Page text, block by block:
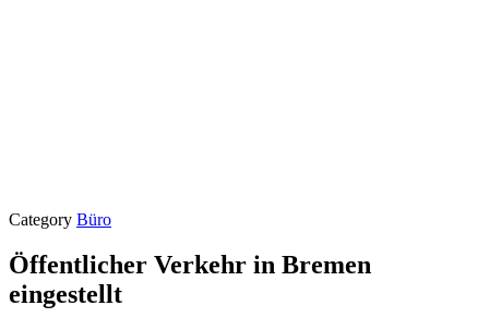
Category Büro
Öffentlicher Verkehr in Bremen
eingestellt